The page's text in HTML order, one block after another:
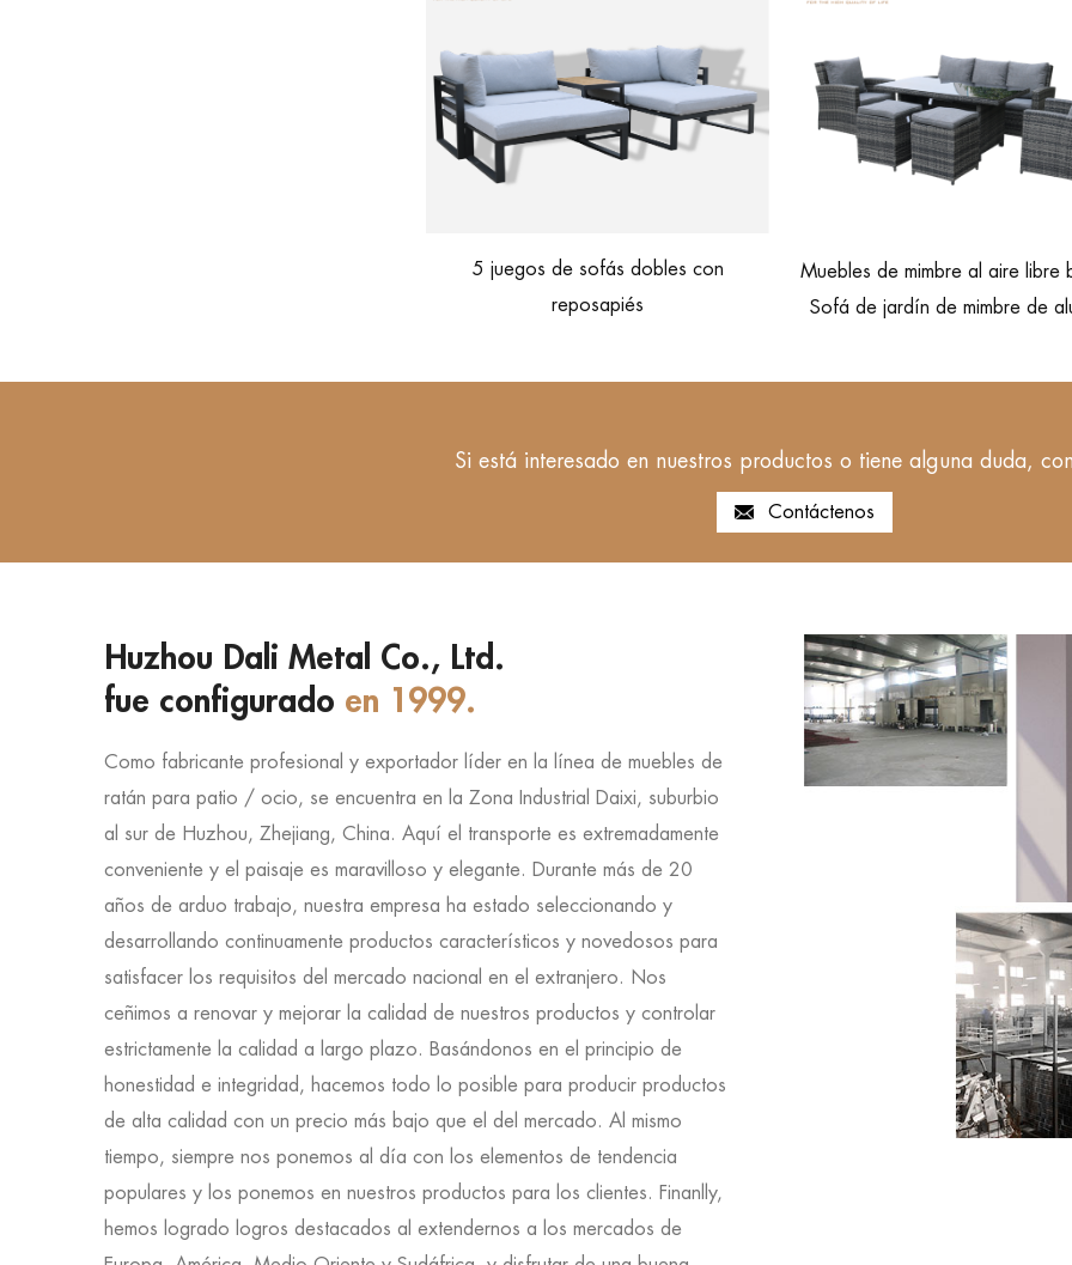
Muebles de mimbre al aire libre baratos
Sofá de jardín de mimbre de aluminio
Chaise longue ajustable de
exteriores KD
Si está interesado en nuestros productos o tiene alguna duda,
Contáctenos
Huzhou Dali Metal Co., Ltd.
fue configurado en 1999.
Como fabricante profesional y exportador líder en la línea de muebles de
ratán para patio / ocio, se encuentra en la Zona Industrial Daixi, suburbio
al sur de Huzhou, Zhejiang, China. Aquí el transporte es extremadamente
conveniente y el paisaje es maravilloso y elegante. Durante más de 20
años de arduo trabajo, nuestra empresa ha estado seleccionando y
desarrollando continuamente productos característicos y novedosos para
satisfacer los requisitos del mercado nacional en el extranjero. Nos
ceñimos a renovar y mejorar la calidad de nuestros productos y controlar
estrictamente la calidad a largo plazo. Basándonos en el principio de
honestidad e integridad, hacemos todo lo posible para producir productos
de alta calidad con un precio más bajo que el del mercado. Al mismo
tiempo, siempre nos ponemos al día con los elementos de tendencia
populares y los ponemos en nuestros productos para los clientes. Finanlly,
hemos logrado logros destacados al extendernos a los mercados de